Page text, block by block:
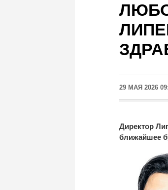
29 МАЯ 2026
Директор
ближайшее